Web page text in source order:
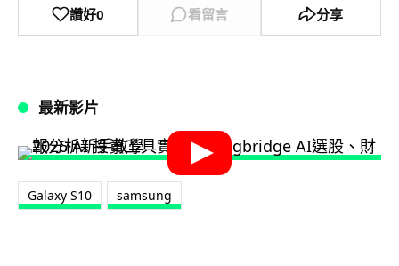
讚好0 看留言 分享
最新影片
Galaxy S10 samsung